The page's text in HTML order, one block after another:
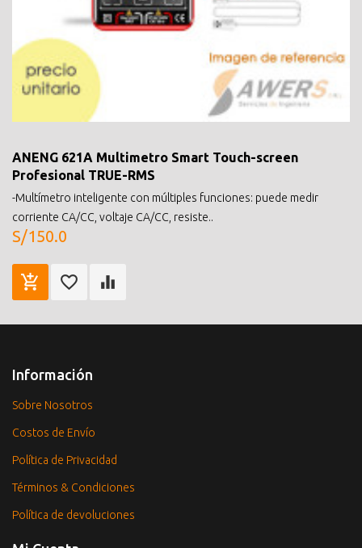
ANENG 621A Multimetro Smart Touch-screen
Profesional TRUE-RMS
-Multímetro inteligente con múltiples funciones: puede medir
corriente CA/CC, voltaje CA/CC, resiste..
S/150.0
Información
Sobre Nosotros
Costos de Envío
Política de Privacidad
Términos & Condiciones
Política de devoluciones